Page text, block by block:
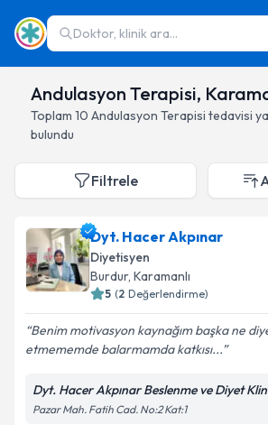
Doktor, klinik ara...
Andulasyon Terapisi,
Toplam 10 Andulasyon Terapisi tedavisi
bulundu
Filtrele
Dyt. Hacer Akpınar
Diyetisyen
Burdur, Karamanlı
5 (2 Değerlendirme)
Benim motivasyon kaynağım başka ne
etmememde balarmamda katkısı...
Dyt. Hacer Akpınar Beslenme ve Diyet
Pazar Mah. Fatih Cad. No:2 Kat:1